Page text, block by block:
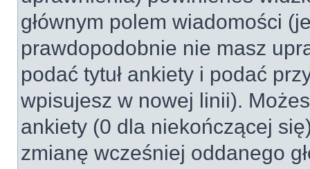
głównym polem wiadomości
prawdopodobnie nie masz
podać tytuł ankiety i podać
wpisujesz w nowej linii).
ankiety (0 dla niekończącej
zmianę wcześniej oddanego